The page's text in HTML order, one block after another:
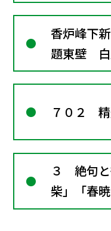
香炉峰下
題東壁 白
７０２
３ 絶句
柴」「春
「送元二